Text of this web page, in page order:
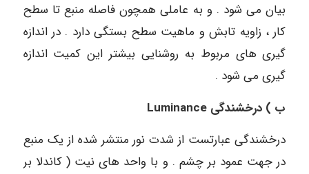
بیان می شود . و به عاملی همچون فاصله منبع تا سطح
کار ، زاویه تابش و ماهیت سطح بستگی دارد . در اندازه
گیری های مربوط به روشنایی بیشتر این کمیت اندازه
گیری می شود .
ب ) درخشندگی Luminance
درخشندگی عبارتست از شدت نور منتشر شده از یک منبع
در جهت عمود بر چشم . و با واحد های نیت ( کاندلا بر